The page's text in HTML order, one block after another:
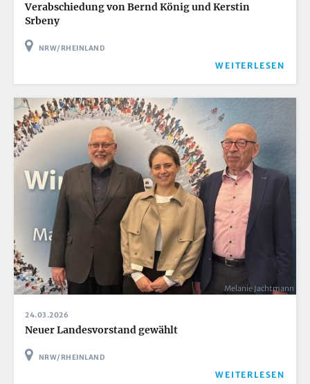
Verabschiedung von Bernd König und Kerstin
Srbeny
NRW/RHEINLAND
WEITERLESEN
Melanie Jachtmann
24.03.2026
Neuer Landesvorstand gewählt
NRW/RHEINLAND
WEITERLESEN